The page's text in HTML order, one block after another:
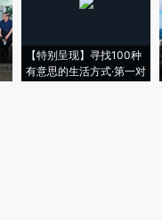
【特别呈现】寻找100种
有意思的生活方式·第一对